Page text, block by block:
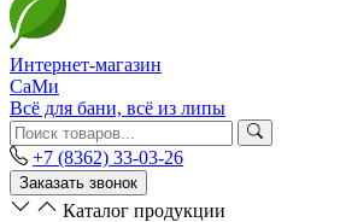
Интернет-магазин
СаМи
Всё для бани, всё из липы
+7 (8362) 33-03-26
Заказать звонок
Каталог продукции